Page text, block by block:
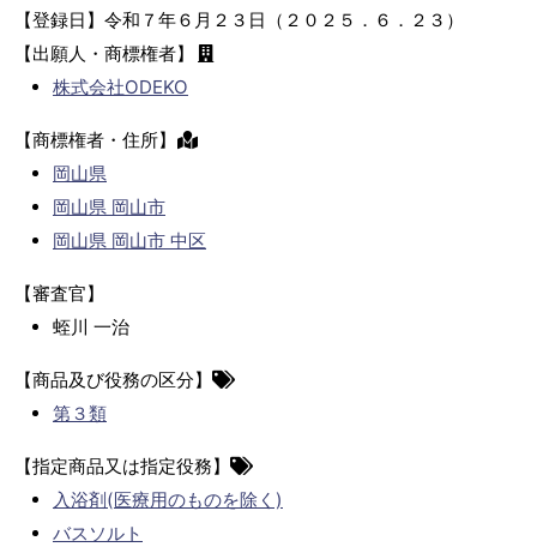
【登録日】令和７年６月２３日（２０２５．６．２３）
【出願人・商標権者】
株式会社ODEKO
【商標権者・住所】
岡山県
岡山県 岡山市
岡山県 岡山市 中区
【審査官】
蛭川 一治
【商品及び役務の区分】
第３類
【指定商品又は指定役務】
入浴剤(医療用のものを除く)
バスソルト